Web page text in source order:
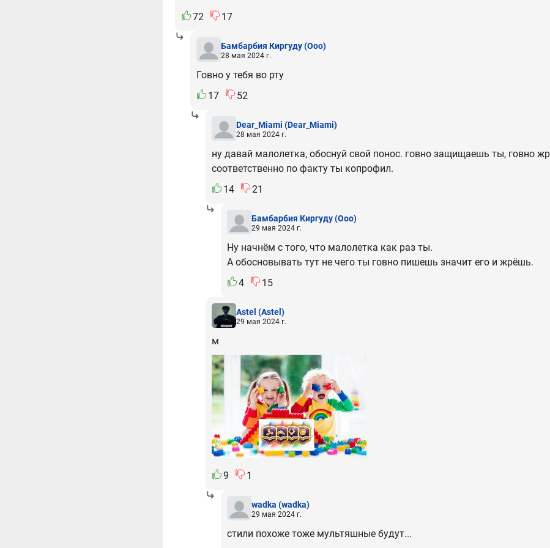
72
17
Бамбарбия Киргуду(Ooo)
28 мая 2024 г.
Говно у тебя во рту
17
52
Dear_Miami (Dear_Miami)
28 мая 2024 г.
ну давай малолетка, обоснуй свой понос. говно защищаешь ты, говно
соответственно по факту ты копрофил.
14
21
Бамбарбия Киргуду(Ooo)
29 мая 2024 г.
Ну начнём с того, что малолетка как раз ты.
А обосновывать тут не чего ты говно пишешь значит его и жрёшь.
4
15
Astel (Astel)
29 мая 2024 г.
м
9 1
wadka (wadka)
29 мая 2024 г.
стили похоже тоже мультяшные будут...